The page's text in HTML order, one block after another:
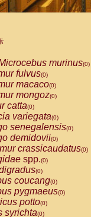
murinus(0)
fulvus(0)
macaco(0)
mongoz(0)
catta(0)
variegata(0)
senegalensis(0)
demidovii(0)
crassicaudatus(0)
spp.(0)
(0)
coucang(0)
pygmaeus(0)
potto(0)
syrichta(0)